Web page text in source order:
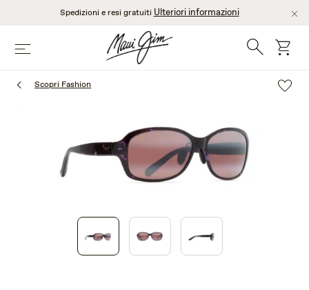
principale
Spedizioni e resi gratuiti Ulteriori informazioni
Menù Ricerca Cart
Scopri Fashion